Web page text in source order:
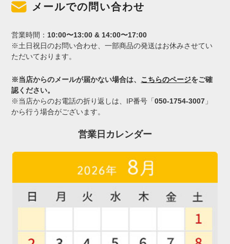
メールでの問い合わせ
営業時間： 10:00〜13:00 & 14:00〜17:00
※土日祝日のお問い合わせ、一部商品の発送はお休みさせてい
ただいております。
※当店からのメールが届かない場合は、 こちらのページをご確
認ください。
※当店からのお電話の折り返しは、IP番号「050-1754-3007 」
から行う場合がございます。
営業日カレンダー